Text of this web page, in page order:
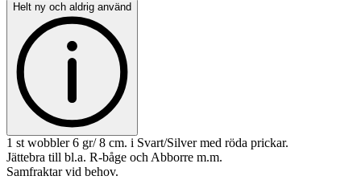
Helt ny och aldrig använd
1 st wobbler 6 gr/ 8 cm. i Svart/Silver med röda prickar.
Jättebra till bl.a. R-båge och Abborre m.m.
Samfraktar vid behov.